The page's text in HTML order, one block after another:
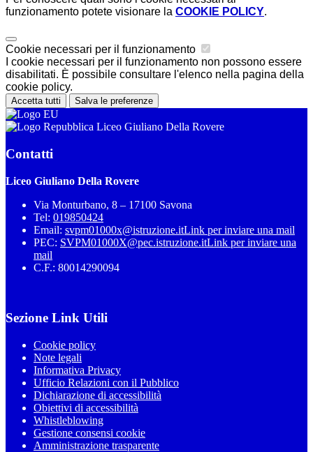
funzionamento potete visionare la COOKIE POLICY.
Cookie necessari per il funzionamento
I cookie necessari per il funzionamento non possono essere
disabilitati. È possibile consultare l'elenco nella pagina della
cookie policy.
Accetta tutti Salva le preferenze
Liceo Giuliano Della Rovere
Contatti
Liceo Giuliano Della Rovere
Via Monturbano, 8 – 17100 Savona
Tel: 019850424
Email: svpm01000x@istruzione.itLink per inviare una mail
PEC: SVPM01000X@pec.istruzione.itLink per inviare una
mail
C.F.: 80014290094
Sezione Link Utili
Cookie policy
Note legali
Informativa Privacy
Ufficio Relazioni con il Pubblico
Dichiarazione di accessibilità
Obiettivi di accessibilità
Whistleblowing
Gestione consensi cookie
Amministrazione trasparente